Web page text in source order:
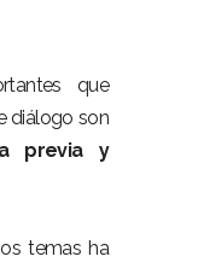
que
diálogo son
previa y
temas ha